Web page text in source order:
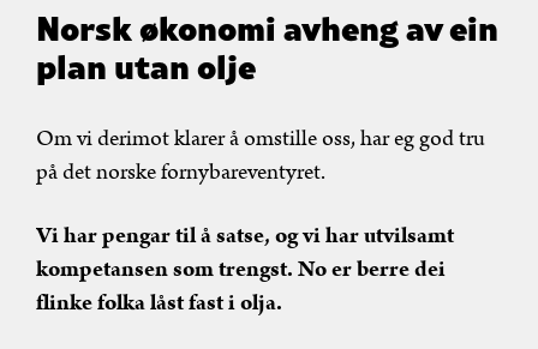
Norsk økonomi avheng av ein
plan utan olje
Om vi derimot klarer å omstille oss, har eg god tru
på det norske fornybareventyret.
Vi har pengar til å satse, og vi har utvilsamt
kompetansen som trengst. No er berre dei
flinke folka låst fast i olja.